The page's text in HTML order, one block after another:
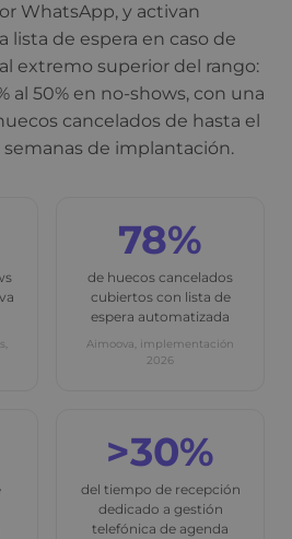
WhatsApp, y activan
de espera en caso de
extremo superior del rango:
al 50% en no-shows, con una
cancelados de hasta el
semanas de implantación.
78%
de huecos cancelados
cubiertos con lista de
espera automatizada
Aimoova, implementación
2026
>30%
del tiempo de recepción
dedicado a gestión
telefónica de agenda